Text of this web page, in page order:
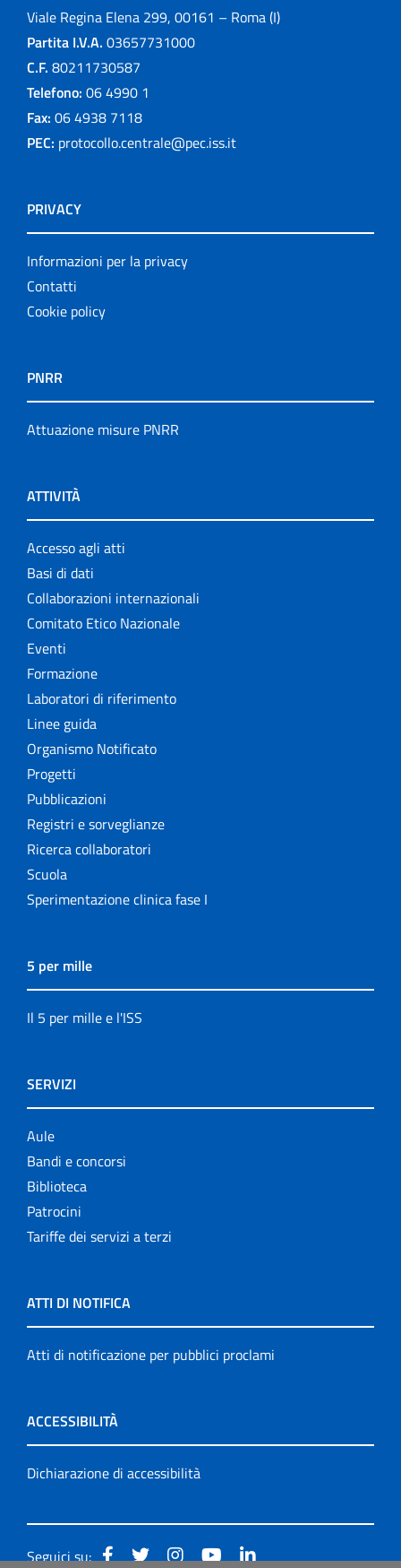
Viale Regina Elena 299, 00161 – Roma (I)
Partita I.V.A. 03657731000
C.F. 80211730587
Telefono: 06 4990 1
Fax: 06 4938 7118
PEC: protocollo.centrale@pec.iss.it
PRIVACY
Informazioni per la privacy
Contatti
Cookie policy
PNRR
Attuazione misure PNRR
ATTIVITÀ
Accesso agli atti
Basi di dati
Collaborazioni internazionali
Comitato Etico Nazionale
Eventi
Formazione
Laboratori di riferimento
Linee guida
Organismo Notificato
Progetti
Pubblicazioni
Registri e sorveglianze
Ricerca collaboratori
Scuola
Sperimentazione clinica fase I
5 per mille
Il 5 per mille e l'ISS
SERVIZI
Aule
Bandi e concorsi
Biblioteca
Patrocini
Tariffe dei servizi a terzi
ATTI DI NOTIFICA
Atti di notificazione per pubblici proclami
ACCESSIBILITÀ
Dichiarazione di accessibilità
Seguici su: